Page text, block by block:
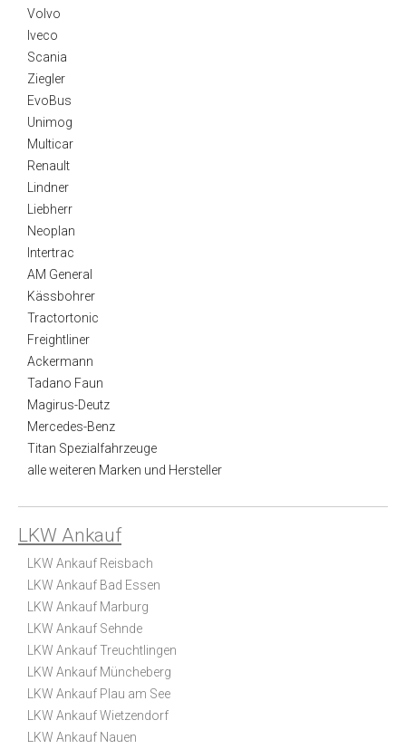
Volvo
Iveco
Scania
Ziegler
EvoBus
Unimog
Multicar
Renault
Lindner
Liebherr
Neoplan
Intertrac
AM General
Kässbohrer
Tractortonic
Freightliner
Ackermann
Tadano Faun
Magirus-Deutz
Mercedes-Benz
Titan Spezialfahrzeuge
alle weiteren Marken und Hersteller
LKW Ankauf
LKW Ankauf Reisbach
LKW Ankauf Bad Essen
LKW Ankauf Marburg
LKW Ankauf Sehnde
LKW Ankauf Treuchtlingen
LKW Ankauf Müncheberg
LKW Ankauf Plau am See
LKW Ankauf Wietzendorf
LKW Ankauf Nauen